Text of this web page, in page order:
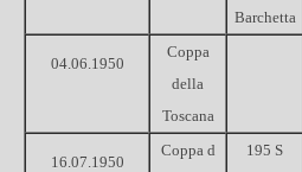
Barchetta
04.06.1950
Coppa
della
Toscana
16.07.1950
Coppa d
195 S